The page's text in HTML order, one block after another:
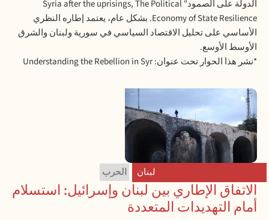
الدولة على الصمود" Syria after the uprisings, The Political
Economy of State Resilience. بشكل عام، يعتمد إطاره النظري
الأساسي على تحليل الاقتصاد السياسي في سورية ولبنان والشرق
الأوسط الأوسع.
*نشر هذا الحوار تحت عنوان: Understanding the Rebellion in Syr
لبنان الحرب
الاتفاق الإطاري بين لبنان وإسرائيل: استسلام
أمام التهديدات المتعددة